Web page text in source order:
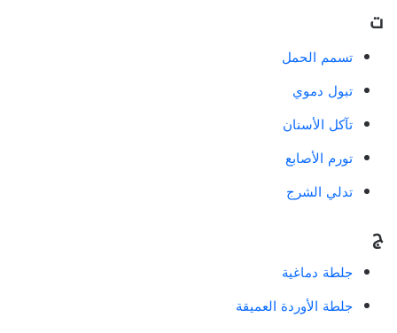
ت
تسمم الحمل
تبول دموي
تآكل الأسنان
تورم الأصابع
تدلي الشرج
ج
جلطة دماغية
جلطة الأوردة العميقة